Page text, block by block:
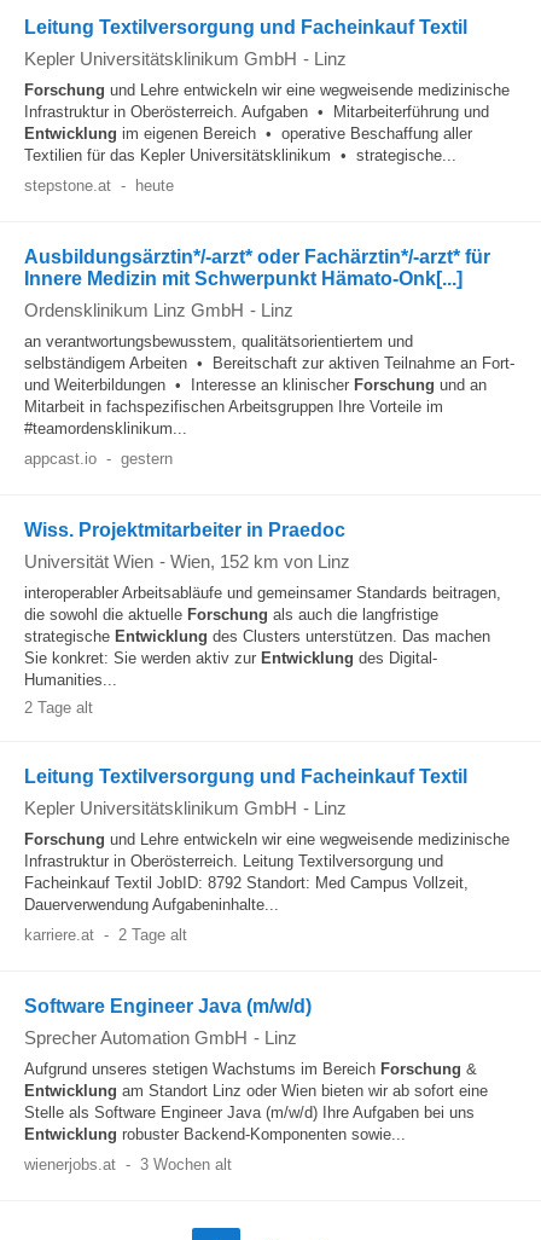
Leitung Textilversorgung und Facheinkauf Textil
Kepler Universitätsklinikum GmbH - Linz
Forschung und Lehre entwickeln wir eine wegweisende medizinische
Infrastruktur in Oberösterreich. Aufgaben • Mitarbeiterführung und
Entwicklung im eigenen Bereich • operative Beschaffung aller
Textilien für das Kepler Universitätsklinikum • strategische...
stepstone.at - heute
Ausbildungsärztin*/-arzt* oder Fachärztin*/-arzt* für
Innere Medizin mit Schwerpunkt Hämato-Onk[...]
Ordensklinikum Linz GmbH - Linz
an verantwortungsbewusstem, qualitätsorientiertem und
selbständigem Arbeiten • Bereitschaft zur aktiven Teilnahme an Fort-
und Weiterbildungen • Interesse an klinischer Forschung und an
Mitarbeit in fachspezifischen Arbeitsgruppen Ihre Vorteile im
#teamordensklinikum...
appcast.io - gestern
Wiss. Projektmitarbeiter in Praedoc
Universität Wien - Wien, 152 km von Linz
interoperabler Arbeitsabläufe und gemeinsamer Standards beitragen,
die sowohl die aktuelle Forschung als auch die langfristige
strategische Entwicklung des Clusters unterstützen. Das machen
Sie konkret: Sie werden aktiv zur Entwicklung des Digital-
Humanities...
2 Tage alt
Leitung Textilversorgung und Facheinkauf Textil
Kepler Universitätsklinikum GmbH - Linz
Forschung und Lehre entwickeln wir eine wegweisende medizinische
Infrastruktur in Oberösterreich. Leitung Textilversorgung und
Facheinkauf Textil JobID: 8792 Standort: Med Campus Vollzeit,
Dauerverwendung Aufgabeninhalte...
karriere.at - 2 Tage alt
Software Engineer Java (m/w/d)
Sprecher Automation GmbH - Linz
Aufgrund unseres stetigen Wachstums im Bereich Forschung &
Entwicklung am Standort Linz oder Wien bieten wir ab sofort eine
Stelle als Software Engineer Java (m/w/d) Ihre Aufgaben bei uns
Entwicklung robuster Backend-Komponenten sowie...
wienerjobs.at - 3 Wochen alt